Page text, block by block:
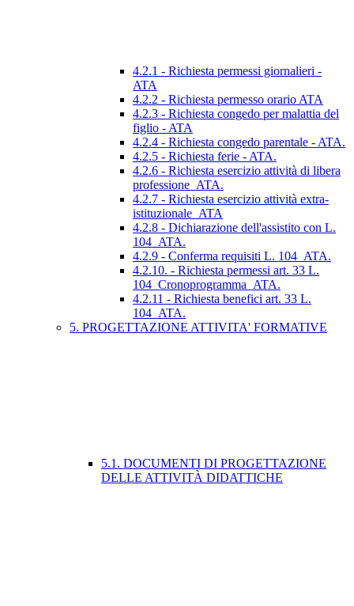
4.2.1 - Richiesta permessi giornalieri -
ATA
4.2.2 - Richiesta permesso orario ATA
4.2.3 - Richiesta congedo per malattia del
figlio - ATA
4.2.4 - Richiesta congedo parentale - ATA.
4.2.5 - Richiesta ferie - ATA.
4.2.6 - Richiesta esercizio attività di libera
professione_ATA.
4.2.7 - Richiesta esercizio attività extra-
istituzionale_ATA
4.2.8 - Dichiarazione dell'assistito con L.
104_ATA.
4.2.9 - Conferma requisiti L. 104_ATA.
4.2.10. - Richiesta permessi art. 33 L.
104_Cronoprogramma_ATA.
4.2.11 - Richiesta benefici art. 33 L.
104_ATA.
5. PROGETTAZIONE ATTIVITA' FORMATIVE
5.1. DOCUMENTI DI PROGETTAZIONE
DELLE ATTIVITÀ DIDATTICHE